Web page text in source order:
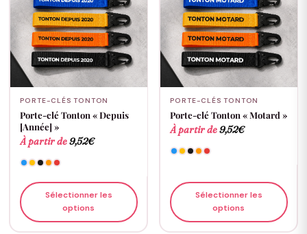
PORTE-CLÉS TONTON
Porte-clé Tonton « Depuis
[Année] »
À partir de9,52€
Sélectionner les
options
PORTE-CLÉS TONTON
Porte-clé Tonton « Motard »
À partir de9,52€
Sélectionner les
options